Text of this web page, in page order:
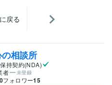
戻る
相談所
持契約(NDA)
者
未登録
フォロワー15